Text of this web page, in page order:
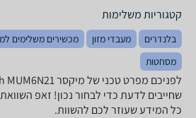
קטגוריות משלימות
בלנדרים מעבדי מזון מכשירים משלימים
מסחטות
שחייבים לדעת כדי לבחור נכון! זאפ
כל המידע שעוזר לכם להשוות.